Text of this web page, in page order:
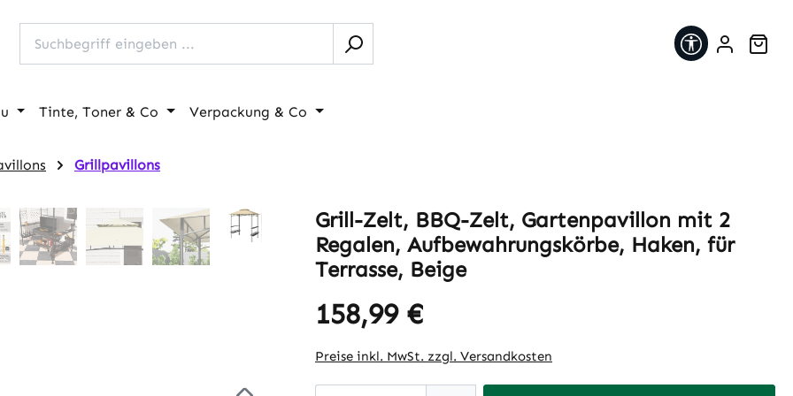
Tinte, Toner & Co Verpackung & Co
Grillpavillons
Grill-Zelt, BBQ-Zelt, Gartenpavillon mit 2
Regalen, Aufbewahrungskörbe, Haken, für
Terrasse, Beige
Regulärer Preis:
158,99 €
Preise inkl. MwSt. zzgl. Versandkosten